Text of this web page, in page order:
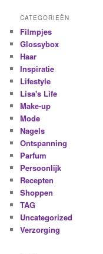
CATEGORIEËN
Filmpjes
Glossybox
Haar
Inspiratie
Lifestyle
Lisa's Life
Make-up
Mode
Nagels
Ontspanning
Parfum
Persoonlijk
Recepten
Shoppen
TAG
Uncategorized
Verzorging